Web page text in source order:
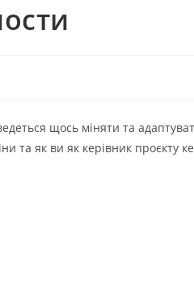
щось міняти та
та як ви як керівник проєкту